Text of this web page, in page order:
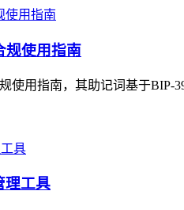
规使用指南
使用指南，其助记词基于BIP-
理工具